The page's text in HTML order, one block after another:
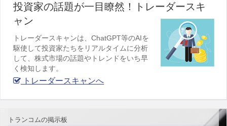
投資家の話題が一目瞭然！トレーダースキ
ャン
トレーダースキャンは、ChatGPT等のAIを
駆使して投資家たちをリアルタイムに分析
して、株式市場の話題やトレンドをいち早
く検知します。
トレーダースキャンへ
トランコムの掲示板